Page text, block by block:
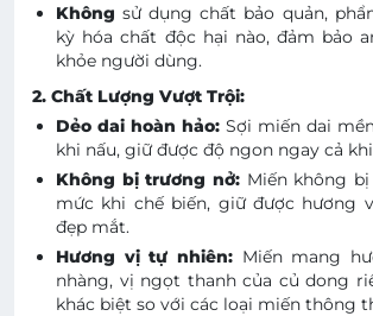
Không sử dụng chất bảo quản,
kỳ hóa chất độc hại nào, đảm bảo
khỏe người dùng.
2. Chất Lượng Vượt Trội:
Dẻo dai hoàn hảo: Sợi miến dai
khi nấu, giữ được độ ngon ngay cả
Không bị trương nở: Miến không
mức khi chế biến, giữ được hương
đẹp mắt.
Hương vị tự nhiên: Miến mang
nhàng, vị ngọt thanh của củ dong
khác biệt so với các loại miến thông